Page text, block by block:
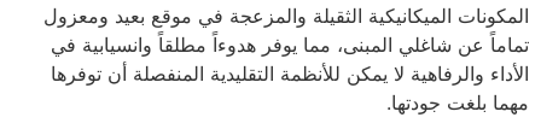
المكونات الميكانيكية الثقيلة والمزعجة في موقع بعيد ومعزول
تماماً عن شاغلي المبنى، مما يوفر هدوءاً مطلقاً وانسيابية في
الأداء والرفاهية لا يمكن للأنظمة التقليدية المنفصلة أن توفرها
مهما بلغت جودتها.